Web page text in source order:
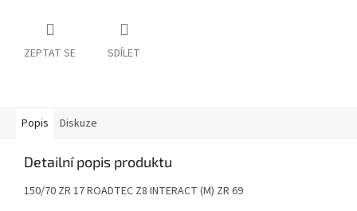
ZEPTAT SE SDÍLET
Popis Diskuze
Detailní popis produktu
150/70 ZR 17 ROADTEC Z8 INTERACT (M) ZR 69